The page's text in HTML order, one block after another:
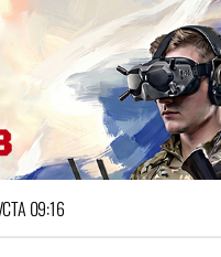
09:16